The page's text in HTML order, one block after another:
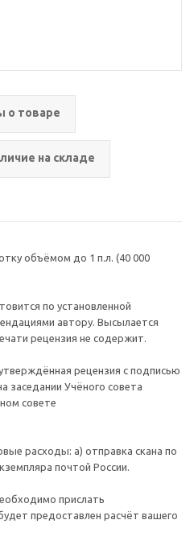
о товаре
на складе
объёмом до 1 п.л. (40 000
по установленной
автору. Высылается
рецензия не содержит.
рецензия с подписью
заседании Учёного совета
совете
расходы: а) отправка скана по
почтой России.
прислать
предоставлен расчёт вашего